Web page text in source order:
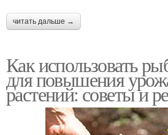
читать дальше →
Как использовать
для повышения
растений: советы и